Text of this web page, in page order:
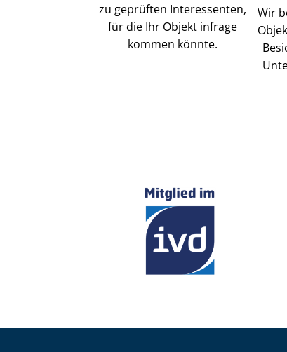
zu geprüften Interessenten,
für die Ihr Objekt infrage
kommen könnte.
Wir